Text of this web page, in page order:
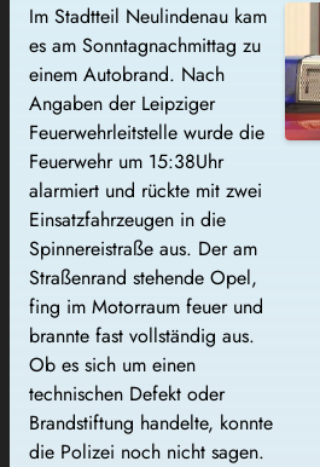
Im Stadtteil Neulindenau kam
es am Sonntagnachmittag zu
einem Autobrand. Nach
Angaben der Leipziger
Feuerwehrleitstelle wurde die
Feuerwehr um 15:38Uhr
alarmiert und rückte mit zwei
Einsatzfahrzeugen in die
Spinnereistraße aus. Der am
Straßenrand stehende Opel,
fing im Motorraum feuer und
brannte fast vollständig aus.
Ob es sich um einen
technischen Defekt oder
Brandstiftung handelte, konnte
die Polizei noch nicht sagen.